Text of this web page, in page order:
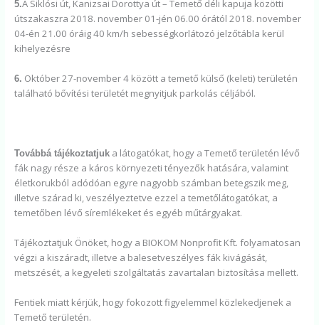
5.A Siklósi út, Kanizsai Dorottya út – Temető déli kapuja közötti
útszakaszra 2018. november 01-jén 06.00 órától 2018. november
04-én 21.00 óráig 40 km/h sebességkorlátozó jelzőtábla kerül
kihelyezésre
6. Október 27-november 4 között a temető külső (keleti) területén
található bővítési területét megnyitjuk parkolás céljából.
Továbbá tájékoztatjuk a látogatókat, hogy a Temető területén lévő
fák nagy része a káros környezeti tényezők hatására, valamint
életkorukból adódóan egyre nagyobb számban betegszik meg,
illetve szárad ki, veszélyeztetve ezzel a temetőlátogatókat, a
temetőben lévő síremlékeket és egyéb műtárgyakat.
Tájékoztatjuk Önöket, hogy a BIOKOM Nonprofit Kft. folyamatosan
végzi a kiszáradt, illetve a balesetveszélyes fák kivágását,
metszését, a kegyeleti szolgáltatás zavartalan biztosítása mellett.
Fentiek miatt kérjük, hogy fokozott figyelemmel közlekedjenek a
Temető területén.